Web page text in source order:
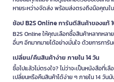
หายระหว่างจัดส่ง พร้อมส่งตรงถึงมือคุณ
ช้อป B2S Online การันตีสินค้าของแท้
B2S Online ให้คุณเลือกซื้อสินค้าหลากหลา
อื่นๆ อีกมากมายได้อย่างมั่นใจ ด้วยการกา
เปลี่ยน/คืนสินค้าง่าย ภายใน 14 วัน
ซื้อไปแล้วไม่ตรงใจ? ไม่ว่าจะเป็นหนังสือที่
เปลี่ยนหรือคืนสินค้าได้ง่าย ๆ ภายใน 14 วัน